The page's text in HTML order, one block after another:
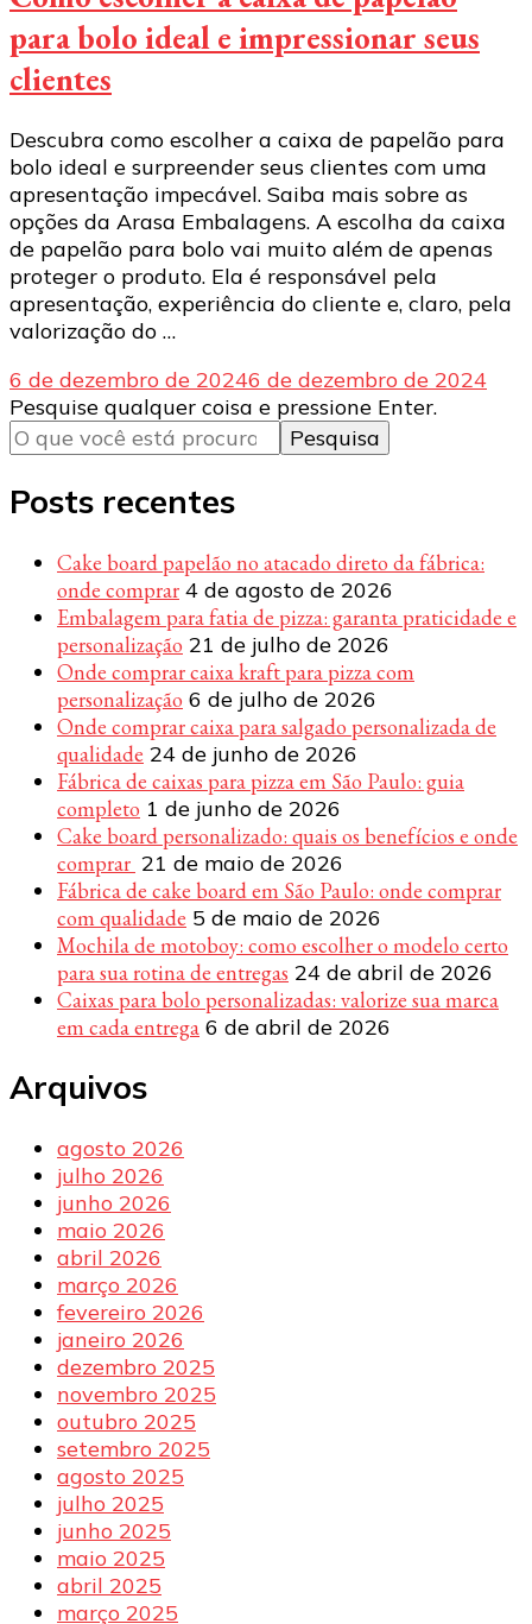
para bolo ideal e impressionar seus
clientes
Descubra como escolher a caixa de papelão para
bolo ideal e surpreender seus clientes com uma
apresentação impecável. Saiba mais sobre as
opções da Arasa Embalagens. A escolha da caixa
de papelão para bolo vai muito além de apenas
proteger o produto. Ela é responsável pela
apresentação, experiência do cliente e, claro, pela
valorização do …
6 de dezembro de 20246 de dezembro de 2024
Procurando
algo?
Pesquise qualquer coisa e pressione Enter.
Posts recentes
Cake board papelão no atacado direto da fábrica:
onde comprar 4 de agosto de 2026
Embalagem para fatia de pizza: garanta praticidade e
personalização 21 de julho de 2026
Onde comprar caixa kraft para pizza com
personalização 6 de julho de 2026
Onde comprar caixa para salgado personalizada de
qualidade 24 de junho de 2026
Fábrica de caixas para pizza em São Paulo: guia
completo 1 de junho de 2026
Cake board personalizado: quais os benefícios e onde
comprar 21 de maio de 2026
Fábrica de cake board em São Paulo: onde comprar
com qualidade 5 de maio de 2026
Mochila de motoboy: como escolher o modelo certo
para sua rotina de entregas 24 de abril de 2026
Caixas para bolo personalizadas: valorize sua marca
em cada entrega 6 de abril de 2026
Arquivos
agosto 2026
julho 2026
junho 2026
maio 2026
abril 2026
março 2026
fevereiro 2026
janeiro 2026
dezembro 2025
novembro 2025
outubro 2025
setembro 2025
agosto 2025
julho 2025
junho 2025
maio 2025
abril 2025
março 2025